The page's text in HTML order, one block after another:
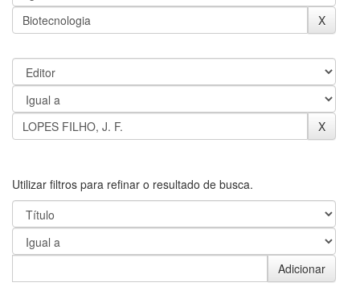
Utilizar filtros para refinar o resultado de busca.